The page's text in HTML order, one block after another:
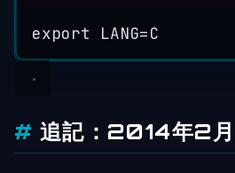
export LANG=C
追記：2014年2